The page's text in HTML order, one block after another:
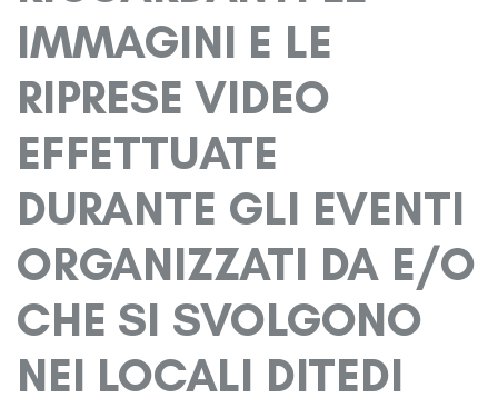
IMMAGINI E LE
RIPRESE VIDEO
EFFETTUATE
DURANTE GLI EVENTI
ORGANIZZATI DA E/O
CHE SI SVOLGONO
NEI LOCALI DITEDI